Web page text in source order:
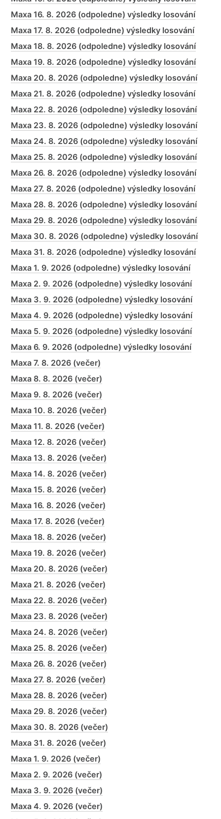
Maxa 16. 8. 2026 (odpoledne) výsledky losování
Maxa 17. 8. 2026 (odpoledne) výsledky losování
Maxa 18. 8. 2026 (odpoledne) výsledky losování
Maxa 19. 8. 2026 (odpoledne) výsledky losování
Maxa 20. 8. 2026 (odpoledne) výsledky losování
Maxa 21. 8. 2026 (odpoledne) výsledky losování
Maxa 22. 8. 2026 (odpoledne) výsledky losování
Maxa 23. 8. 2026 (odpoledne) výsledky losování
Maxa 24. 8. 2026 (odpoledne) výsledky losování
Maxa 25. 8. 2026 (odpoledne) výsledky losování
Maxa 26. 8. 2026 (odpoledne) výsledky losování
Maxa 27. 8. 2026 (odpoledne) výsledky losování
Maxa 28. 8. 2026 (odpoledne) výsledky losování
Maxa 29. 8. 2026 (odpoledne) výsledky losování
Maxa 30. 8. 2026 (odpoledne) výsledky losování
Maxa 31. 8. 2026 (odpoledne) výsledky losování
Maxa 1. 9. 2026 (odpoledne) výsledky losování
Maxa 2. 9. 2026 (odpoledne) výsledky losování
Maxa 3. 9. 2026 (odpoledne) výsledky losování
Maxa 4. 9. 2026 (odpoledne) výsledky losování
Maxa 5. 9. 2026 (odpoledne) výsledky losování
Maxa 6. 9. 2026 (odpoledne) výsledky losování
Maxa 7. 8. 2026 (večer)
Maxa 8. 8. 2026 (večer)
Maxa 9. 8. 2026 (večer)
Maxa 10. 8. 2026 (večer)
Maxa 11. 8. 2026 (večer)
Maxa 12. 8. 2026 (večer)
Maxa 13. 8. 2026 (večer)
Maxa 14. 8. 2026 (večer)
Maxa 15. 8. 2026 (večer)
Maxa 16. 8. 2026 (večer)
Maxa 17. 8. 2026 (večer)
Maxa 18. 8. 2026 (večer)
Maxa 19. 8. 2026 (večer)
Maxa 20. 8. 2026 (večer)
Maxa 21. 8. 2026 (večer)
Maxa 22. 8. 2026 (večer)
Maxa 23. 8. 2026 (večer)
Maxa 24. 8. 2026 (večer)
Maxa 25. 8. 2026 (večer)
Maxa 26. 8. 2026 (večer)
Maxa 27. 8. 2026 (večer)
Maxa 28. 8. 2026 (večer)
Maxa 29. 8. 2026 (večer)
Maxa 30. 8. 2026 (večer)
Maxa 31. 8. 2026 (večer)
Maxa 1. 9. 2026 (večer)
Maxa 2. 9. 2026 (večer)
Maxa 3. 9. 2026 (večer)
Maxa 4. 9. 2026 (večer)